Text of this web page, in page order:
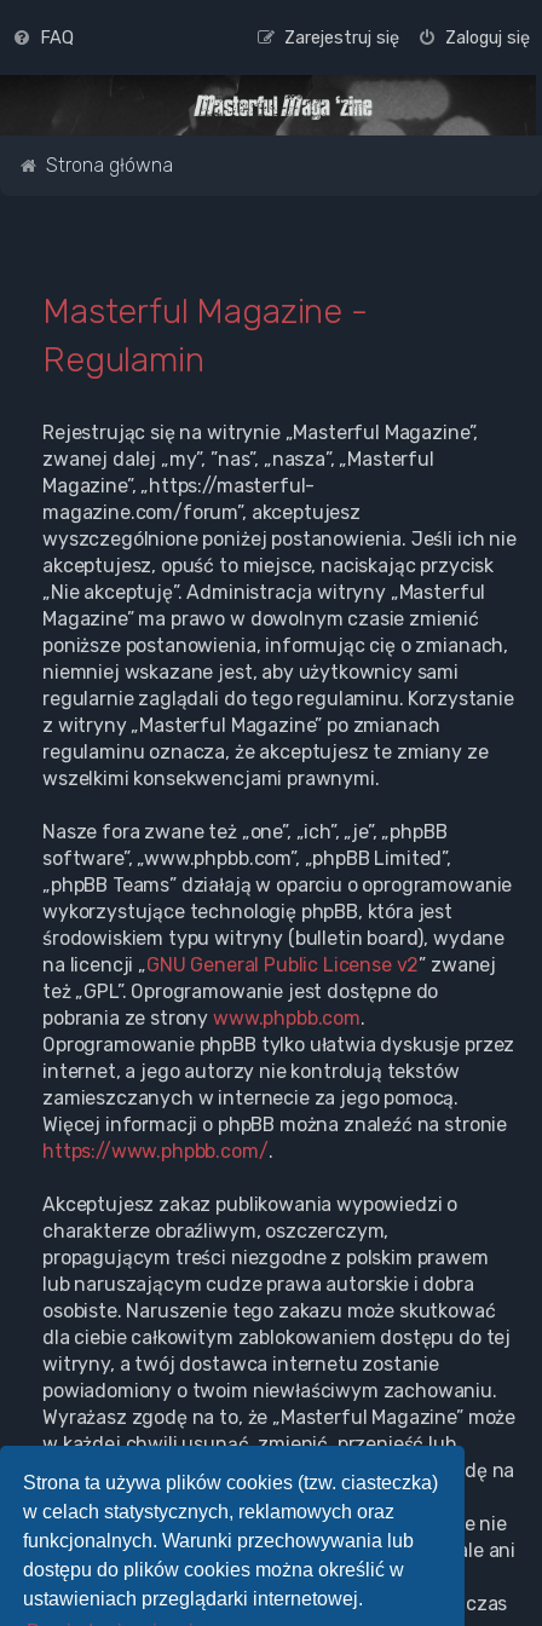
Strona ta używa plików cookies (tzw. ciasteczka)
w celach statystycznych, reklamowych oraz
funkcjonalnych. Warunki przechowywania lub
dostępu do plików cookies można określić w
ustawieniach przeglądarki internetowej.
FAQ Zaloguj się
Zarejestruj się
Strona główna
Masterful Magazine -
Regulamin
Rejestrując się na witrynie „Masterful Magazine”,
zwanej dalej „my”, ”nas”, „nasza”, „Masterful
Magazine”, „https://masterful-
magazine.com/forum”, akceptujesz
wyszczególnione poniżej postanowienia. Jeśli ich nie
akceptujesz, opuść to miejsce, naciskając przycisk
„Nie akceptuję”. Administracja witryny „Masterful
Magazine” ma prawo w dowolnym czasie zmienić
poniższe postanowienia, informując cię o zmianach,
niemniej wskazane jest, aby użytkownicy sami
regularnie zaglądali do tego regulaminu. Korzystanie
z witryny „Masterful Magazine” po zmianach
regulaminu oznacza, że akceptujesz te zmiany ze
wszelkimi konsekwencjami prawnymi.
Nasze fora zwane też „one”, „ich”, „je”, „phpBB
software”, „www.phpbb.com”, „phpBB Limited”,
„phpBB Teams” działają w oparciu o oprogramowanie
wykorzystujące technologię phpBB, która jest
środowiskiem typu witryny (bulletin board), wydane
na licencji „GNU General Public License v2” zwanej
też „GPL”. Oprogramowanie jest dostępne do
pobrania ze strony www.phpbb.com.
Oprogramowanie phpBB tylko ułatwia dyskusje przez
internet, a jego autorzy nie kontrolują tekstów
zamieszczanych w internecie za jego pomocą.
Więcej informacji o phpBB można znaleźć na stronie
https://www.phpbb.com/.
Akceptujesz zakaz publikowania wypowiedzi o
charakterze obraźliwym, oszczerczym,
propagującym treści niezgodne z polskim prawem
lub naruszającym cudze prawa autorskie i dobra
osobiste. Naruszenie tego zakazu może skutkować
dla ciebie całkowitym zablokowaniem dostępu do tej
witryny, a twój dostawca internetu zostanie
powiadomiony o twoim niewłaściwym zachowaniu.
Wyrażasz zgodę na to, że „Masterful Magazine” może
w każdej chwili usunąć, zmienić, przenieść lub
zamknąć każdy twój temat, post. Wyrażasz zgodę na
zapisywanie wszystkich podanych przez ciebie
informacji w naszej bazie danych. Informacje te nie
będą przekazywane nikomu bez twojej zgody, ale ani
„Masterful Magazine”, ani phpBB nie ponosi
odpowiedzialności za włamania do witryny, podczas